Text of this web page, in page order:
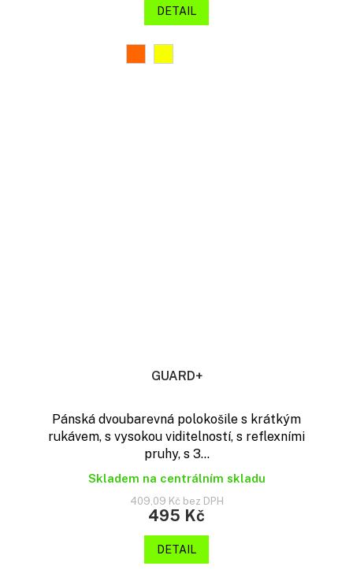
DETAIL
GUARD+
Pánská dvoubarevná polokošile s krátkým
rukávem, s vysokou viditelností, s reflexními
pruhy, s 3...
Skladem na centrálním skladu
409,09 Kč bez DPH
495 Kč
DETAIL